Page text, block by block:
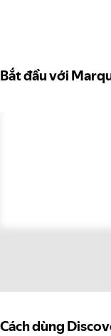
Bắt đầu với
Cách dùng